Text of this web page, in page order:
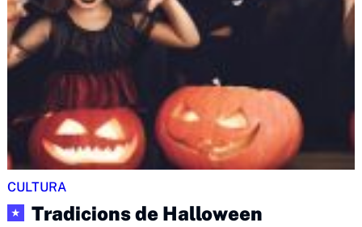
CULTURA
★ Tradicions de Halloween